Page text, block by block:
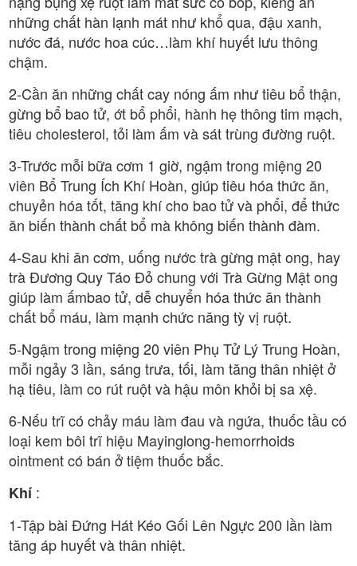
những chất hàn lạnh mát như khổ qua, đậu xanh,
nước đá, nước hoa cúc…làm khí huyết lưu thông
chậm.
2-Cần ăn những chất cay nóng ấm như tiêu bổ thận,
gừng bổ bao tử, ớt bổ phổi, hành hẹ thông tim mạch,
tiêu cholesterol, tỏi làm ấm và sát trùng đường ruột.
3-Trước mỗi bữa cơm 1 giờ, ngậm trong miệng 20
viên Bổ Trung Ích Khí Hoàn, giúp tiêu hóa thức ăn,
chuyẻn hóa tốt, tăng khí cho bao tử và phổi, để thức
ăn biến thành chất bổ mà không biến thành đàm.
4-Sau khi ăn cơm, uống nước trà gừng mật ong, hay
trà Đương Quy Táo Đỏ chung với Trà Gừng Mật ong
giúp làm ấmbao tử, dễ chuyển hóa thức ăn thành
chất bổ máu, làm mạnh chức năng tỳ vị ruột.
5-Ngậm trong miệng 20 viên Phụ Tử Lý Trung Hoàn,
mỗi ngảy 3 lần, sáng trưa, tối, làm tăng thân nhiệt ở
hạ tiêu, làm co rút ruột và hậu môn khỏi bị sa xệ.
6-Nếu trĩ có chảy máu làm đau và ngứa, thuốc tầu có
loại kem bôi trĩ hiệu Mayinglong-hemorrhoids
ointment có bán ở tiệm thuốc bắc.
Khí :
1-Tập bài Đứng Hát Kéo Gối Lên Ngực 200 lần làm
tăng áp huyết và thân nhiệt.